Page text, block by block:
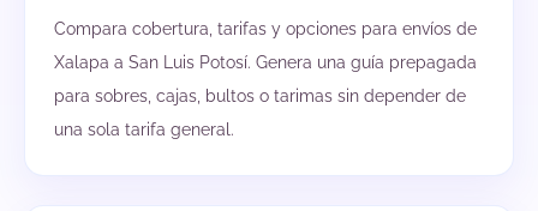
Compara cobertura, tarifas y opciones para envíos de
Xalapa a San Luis Potosí. Genera una guía prepagada
para sobres, cajas, bultos o tarimas sin depender de
una sola tarifa general.